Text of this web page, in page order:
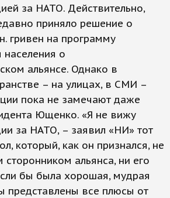
за НАТО. Действительно,
приняло решение о
гривен на программу
о
альянсе. Однако в
– на улицах, в СМИ –
пока не замечают даже
Ющенко. «Я не вижу
за НАТО, – заявил «НИ» тот
который, как он признался, не
альянса, ни его
бы была хорошая, мудрая
представлены все плюсы от